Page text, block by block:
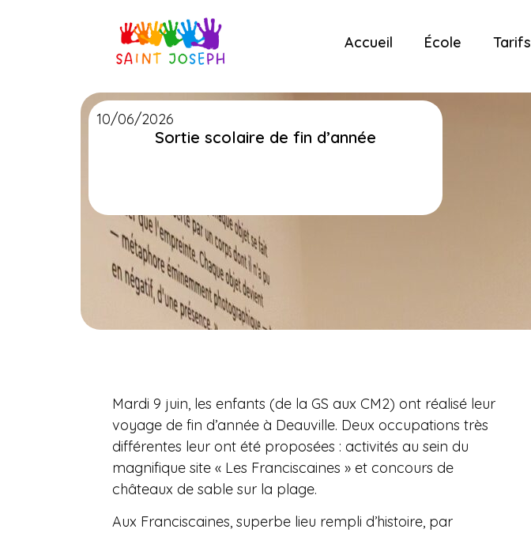
Accueil École Tarifs
10/06/2026
Sortie scolaire de fin d’année
Mardi 9 juin, les enfants (de la GS aux CM2) ont réalisé leur
voyage de fin d’année à Deauville. Deux occupations très
différentes leur ont été proposées : activités au sein du
magnifique site « Les Franciscaines » et concours de
châteaux de sable sur la plage.
Aux Franciscaines, superbe lieu rempli d’histoire, par